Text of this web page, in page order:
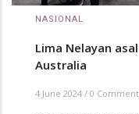
NASIONAL
Lima Nelayan
Australia
4 June 2024 / 0